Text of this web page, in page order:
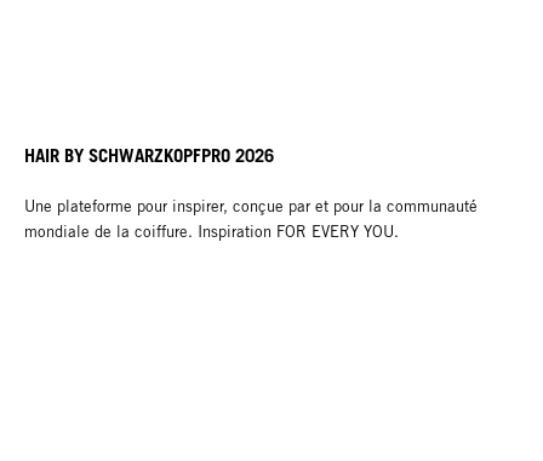
HAIR BY SCHWARZKOPFPRO 2026
Une plateforme pour inspirer, conçue par et pour la communauté
mondiale de la coiffure. Inspiration FOR EVERY YOU.